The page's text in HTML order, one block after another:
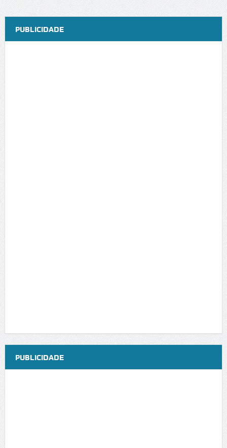
PUBLICIDADE
PUBLICIDADE